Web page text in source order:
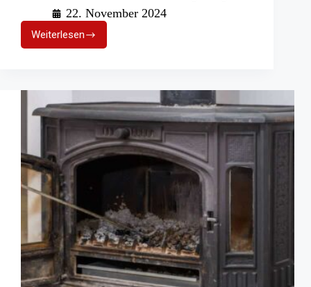
22. November 2024
Weiterlesen
Eine
Person
Katzen
gerettet
bei
Verdacht
auf
Kohlenmonoxid-
Vergiftung